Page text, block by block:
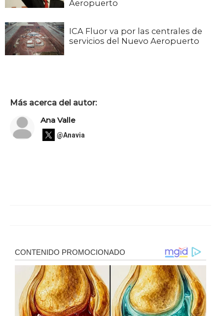
Aeropuerto
ICA Fluor va por las centrales de
servicios del Nuevo Aeropuerto
Más acerca del autor:
Ana Valle
@Anavia